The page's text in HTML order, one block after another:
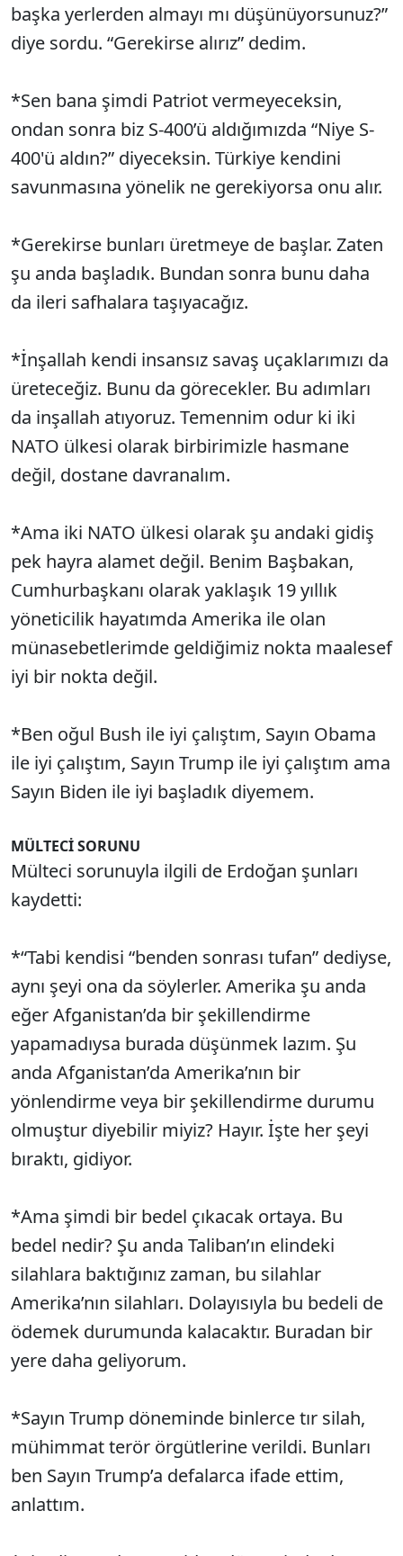
başka yerlerden almayı mı düşünüyorsunuz?”
diye sordu. “Gerekirse alırız” dedim.
*Sen bana şimdi Patriot vermeyeceksin,
ondan sonra biz S-400’ü aldığımızda “Niye S-
400'ü aldın?” diyeceksin. Türkiye kendini
savunmasına yönelik ne gerekiyorsa onu alır.
*Gerekirse bunları üretmeye de başlar. Zaten
şu anda başladık. Bundan sonra bunu daha
da ileri safhalara taşıyacağız.
*İnşallah kendi insansız savaş uçaklarımızı da
üreteceğiz. Bunu da görecekler. Bu adımları
da inşallah atıyoruz. Temennim odur ki iki
NATO ülkesi olarak birbirimizle hasmane
değil, dostane davranalım.
*Ama iki NATO ülkesi olarak şu andaki gidiş
pek hayra alamet değil. Benim Başbakan,
Cumhurbaşkanı olarak yaklaşık 19 yıllık
yöneticilik hayatımda Amerika ile olan
münasebetlerimde geldiğimiz nokta maalesef
iyi bir nokta değil.
*Ben oğul Bush ile iyi çalıştım, Sayın Obama
ile iyi çalıştım, Sayın Trump ile iyi çalıştım ama
Sayın Biden ile iyi başladık diyemem.
MÜLTECİ SORUNU
Mülteci sorunuyla ilgili de Erdoğan şunları
kaydetti:
*“Tabi kendisi “benden sonrası tufan” dediyse,
aynı şeyi ona da söylerler. Amerika şu anda
eğer Afganistan’da bir şekillendirme
yapamadıysa burada düşünmek lazım. Şu
anda Afganistan’da Amerika’nın bir
yönlendirme veya bir şekillendirme durumu
olmuştur diyebilir miyiz? Hayır. İşte her şeyi
bıraktı, gidiyor.
*Ama şimdi bir bedel çıkacak ortaya. Bu
bedel nedir? Şu anda Taliban’ın elindeki
silahlara baktığınız zaman, bu silahlar
Amerika’nın silahları. Dolayısıyla bu bedeli de
ödemek durumunda kalacaktır. Buradan bir
yere daha geliyorum.
*Sayın Trump döneminde binlerce tır silah,
mühimmat terör örgütlerine verildi. Bunları
ben Sayın Trump’a defalarca ifade ettim,
anlattım.